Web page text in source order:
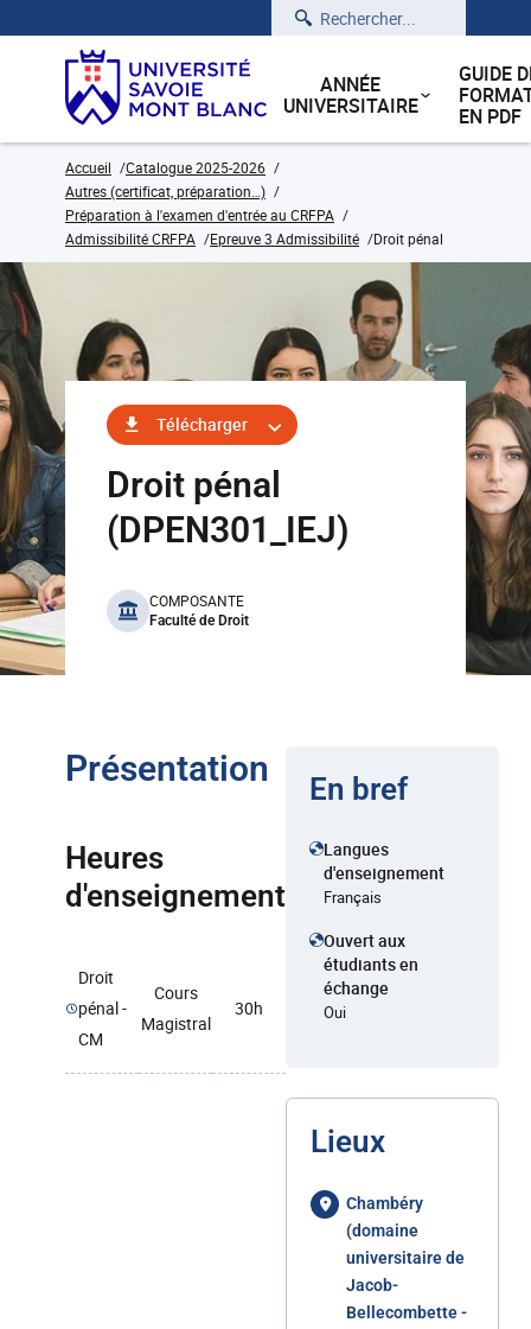
Rechercher
ANNÉE
UNIVERSITAIRE
GUIDE
EN PDF
Accueil
Catalogue 2025-2026
Autres (certificat, préparation…)
Préparation à l'examen d'entrée au CRFPA
Admissibilité CRFPA
Epreuve 3 Admissibilité Droit pénal
Télécharger
Droit pénal
(DPEN301_IEJ)
benefits
COMPOSANTE
Faculté de Droit
Présentation
Heures
d'enseignement
Droit
pénal -
CM
Cours
Magistral
30h
En bref
Langues
d'enseignement
Français
Ouvert aux
étudiants en
échange
Oui
Lieux
Chambéry
(domaine
universitaire de
Jacob-
Bellecombette -